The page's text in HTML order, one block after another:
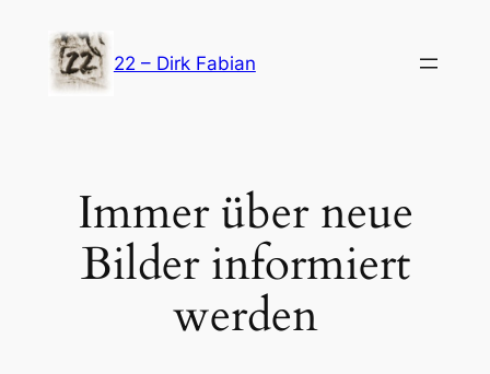
Inhalt
springen
22 – Dirk Fabian
Immer über neue
Bilder informiert
werden